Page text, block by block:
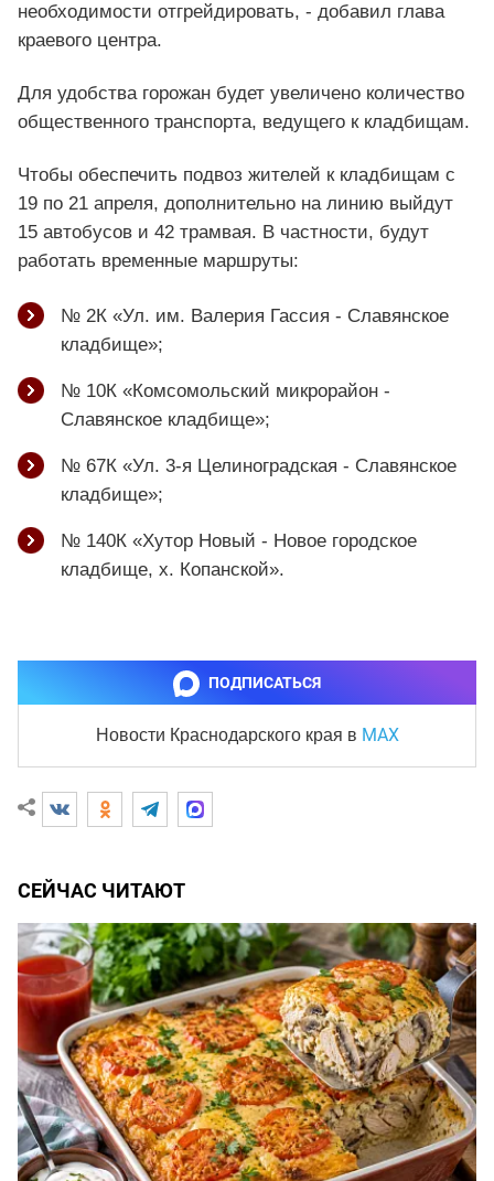
необходимости отгрейдировать, - добавил глава
краевого центра.
Для удобства горожан будет увеличено количество
общественного транспорта, ведущего к кладбищам.
Чтобы обеспечить подвоз жителей к кладбищам с
19 по 21 апреля, дополнительно на линию выйдут
15 автобусов и 42 трамвая. В частности, будут
работать временные маршруты:
№ 2К «Ул. им. Валерия Гассия - Славянское
кладбище»;
№ 10К «Комсомольский микрорайон -
Славянское кладбище»;
№ 67К «Ул. 3-я Целиноградская - Славянское
кладбище»;
№ 140К «Хутор Новый - Новое городское
кладбище, х. Копанской».
ПОДПИСАТЬСЯ
Новости Краснодарского края в MAX
СЕЙЧАС ЧИТАЮТ